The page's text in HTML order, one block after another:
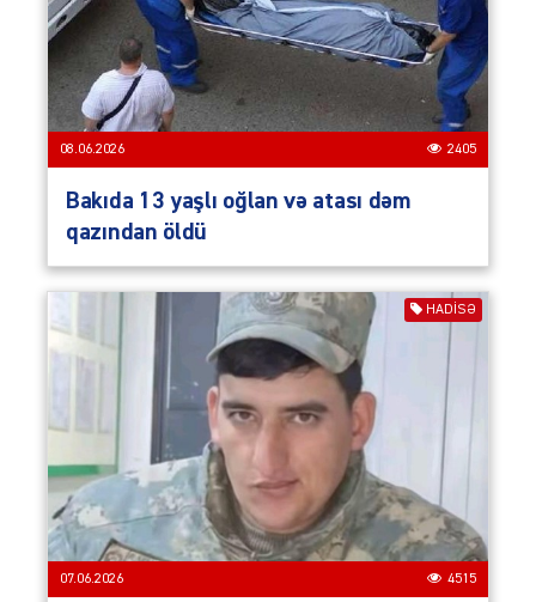
08.06.2026 2405
Bakıda 13 yaşlı oğlan və atası dəm
qazından öldü
HADISƏ
07.06.2026 4515